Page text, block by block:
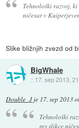
Tehnološki razvoj,
ničesar v
Slike bližnjih zvezd od
BigWhale
:: 17. sep 2013,
Double_Jje 17. sep 2013
Tehnološki
res slikce